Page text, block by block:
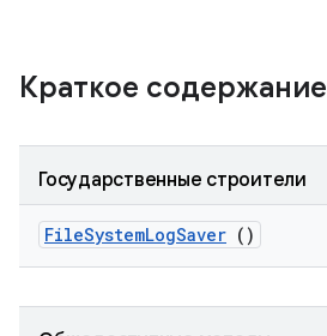
Краткое содержание
Государственные строители
FileSystemLogSaver ()